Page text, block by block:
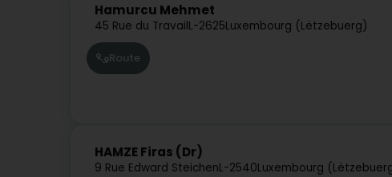
Hamurcu Mehmet
45 Rue du TravailL-2625Luxembourg (Lëtzebuerg)
Route
HAMZE Firas (Dr)
9 Rue Edward SteichenL-2540Luxembourg